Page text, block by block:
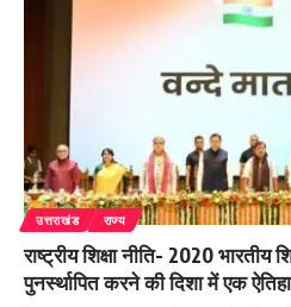
उत्तराखंड राज्य
राष्ट्रीय शिक्षा नीति- 2020 भारतीय
पुनर्स्थापित करने की दिशा में एक